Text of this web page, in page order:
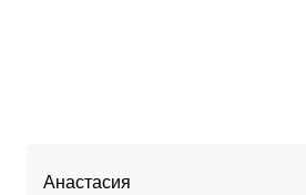
Анастасия